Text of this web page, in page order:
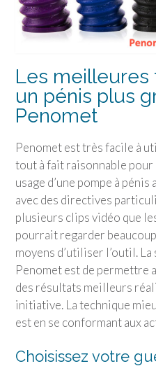
Les meilleures
un pénis plus
Penomet
Penomet est très facile à
tout à fait raisonnable pour
usage d’une pompe à
avec des directives
plusieurs clips vidéo que
pourrait regarder
moyens d’utiliser l’outil.
Penomet est de permettre
des résultats meilleurs
initiative. La technique
est en se conformant aux
Choisissez votre